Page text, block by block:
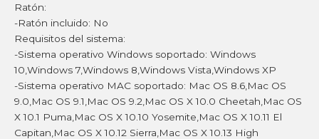
Ratón:
-Ratón incluido: No
Requisitos del sistema:
-Sistema operativo Windows soportado: Windows
10,Windows 7,Windows 8,Windows Vista,Windows XP
-Sistema operativo MAC soportado: Mac OS 8.6,Mac OS
9.0,Mac OS 9.1,Mac OS 9.2,Mac OS X 10.0 Cheetah,Mac OS
X 10.1 Puma,Mac OS X 10.10 Yosemite,Mac OS X 10.11 El
Capitan,Mac OS X 10.12 Sierra,Mac OS X 10.13 High